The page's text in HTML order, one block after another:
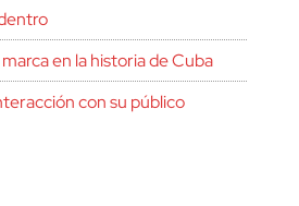
en la historia de Cuba
con su público